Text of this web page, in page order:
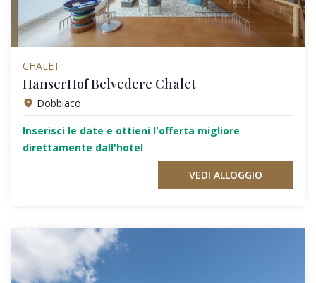
CHALET
HanserHof Belvedere Chalet
Dobbiaco
Inserisci le date e ottieni l'offerta migliore
direttamente dall'hotel
VEDI ALLOGGIO